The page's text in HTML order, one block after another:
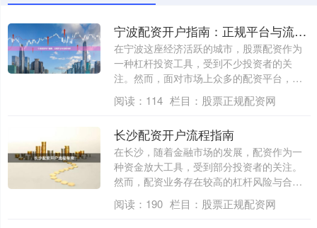
宁波配资开户指南：正规平台与流程详解
在宁波这座经济活跃的城市，股票配资作为
一种杠杆投资工具，受到不少投资者的关
注。然而，面对市场上众多的配资平台，如
何选择正....
阅读： 114 栏目： 股票正规配资网
长沙配资开户流程指南
在长沙，随着金融市场的发展，配资作为一
种资金放大工具，受到部分投资者的关注。
然而，配资业务存在较高的杠杆风险与合规
门槛。....
阅读： 190 栏目： 股票正规配资网